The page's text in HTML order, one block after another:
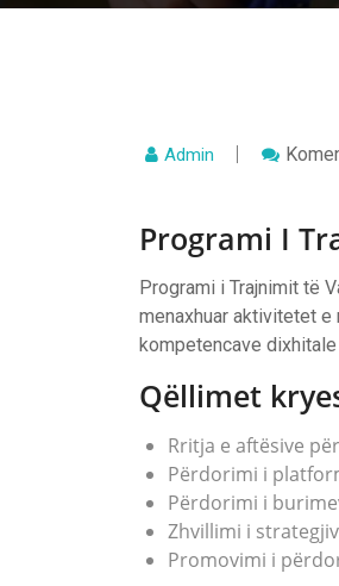
Admin
Programi I
Programi i Trajnimit të
menaxhuar aktivitetet
kompetencave
Qëllimet
Rritja e aftësive
Përdorimi i
Përdorimi i
Zhvillimi i
Promovimi i